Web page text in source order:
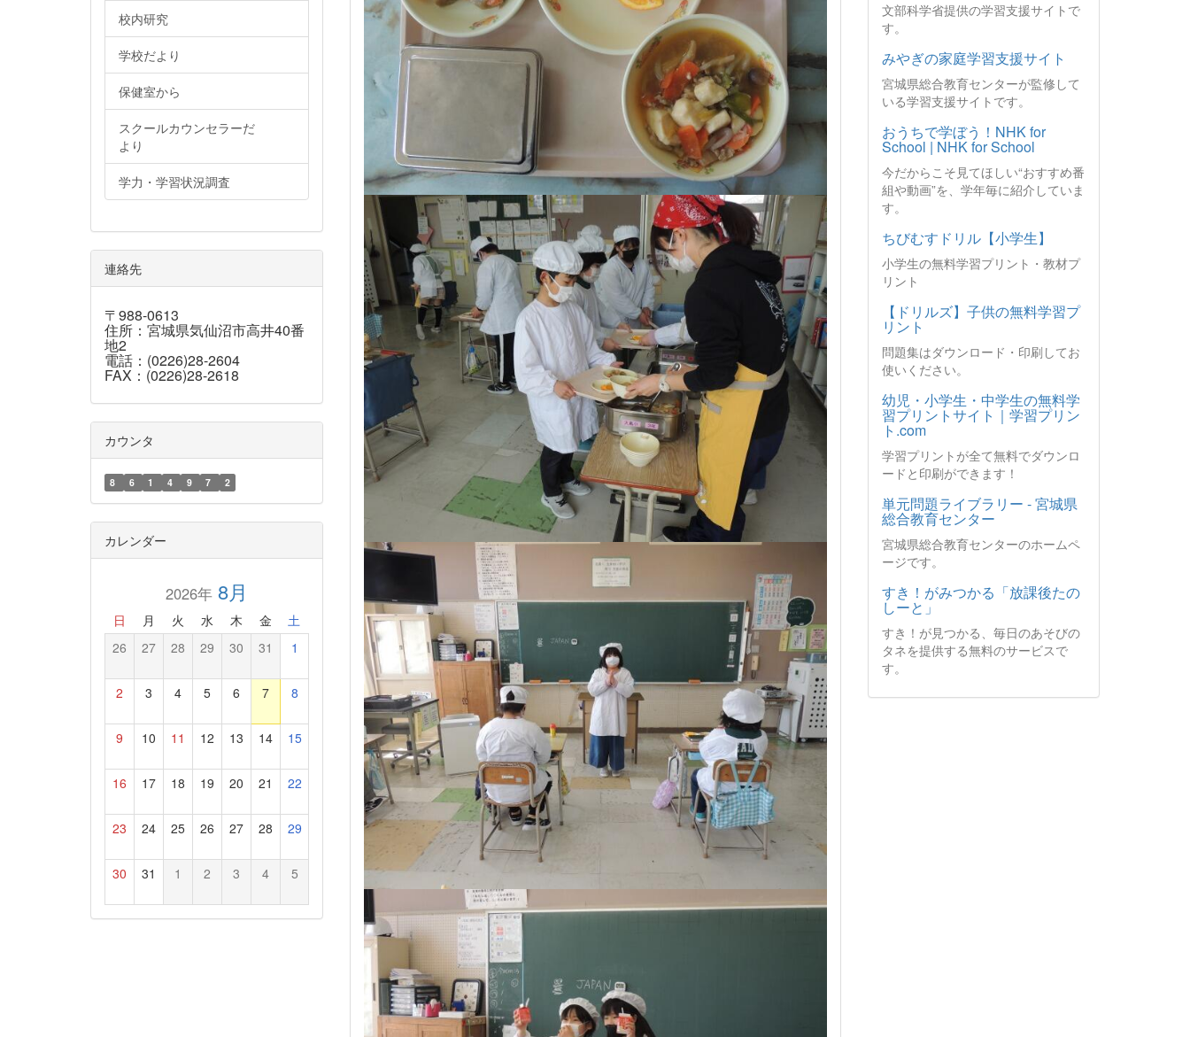
校内研究
学校だより
保健室から
スクールカウンセラーだ
より
学力・学習状況調査
連絡先
〒988-0613
住所：宮城県気仙沼市高井40番
地2
電話：(0226)28-2604
FAX：(0226)28-2618
カウンタ
8 6 1 4 9 7 2
カレンダー
2026年8月
日 月 火 水 木 金 土
26 27 28 29 30 31 1
2 3 4 5 6 7 8
9 10 11 12 13 14 15
16 17 18 19 20 21 22
23 24 25 26 27 28 29
30 31 1 2 3 4 5
文部科学省提供の学習支援サイトで
す。
みやぎの家庭学習支援サイト
宮城県総合教育センターが監修して
いる学習支援サイトです。
おうちで学ぼう！NHK for
School | NHK for School
今だからこそ見てほしい“おすすめ番
組や動画”を、学年毎に紹介していま
す。
ちびむすドリル【小学生】
小学生の無料学習プリント・教材プ
リント
【ドリルズ】子供の無料学習プ
リント
問題集はダウンロード・印刷してお
使いください。
幼児・小学生・中学生の無料学
習プリントサイト｜学習プリン
ト.com
学習プリントが全て無料でダウンロ
ードと印刷ができます！
単元問題ライブラリー - 宮城県
総合教育センター
宮城県総合教育センターのホームペ
ージです。
すき！がみつかる「放課後たの
しーと」
すき！が見つかる、毎日のあそびの
タネを提供する無料のサービスで
す。